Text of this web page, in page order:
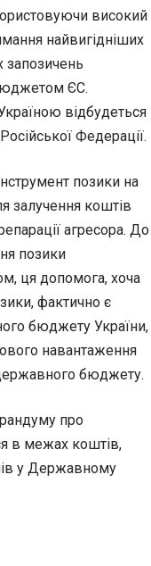
високий
найвигідніших
запозичень
ЄС.
відбудеться
Федерації.
позики на
залучення коштів
агресора. До
позики
ця допомога, хоча
фактично є
бюджету України,
навантаження
бюджету.
про
в межах коштів,
у Державному